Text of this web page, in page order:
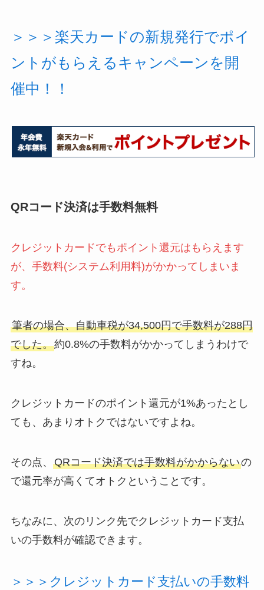
＞＞＞楽天カードの新規発行でポイ
ントがもらえるキャンペーンを開
催中！！
QRコード決済は手数料無料
クレジットカードでもポイント還元はもらえます
が、手数料(システム利用料)がかかってしまいま
す。
筆者の場合、自動車税が34,500円で手数料が288円
でした。約0.8%の手数料がかかってしまうわけで
すね。
クレジットカードのポイント還元が1%あったとし
ても、あまりオトクではないですよね。
その点、 QRコード決済では手数料がかからないの
で還元率が高くてオトクということです。
ちなみに、次のリンク先でクレジットカード支払
いの手数料が確認できます。
＞＞＞クレジットカード支払いの手数料